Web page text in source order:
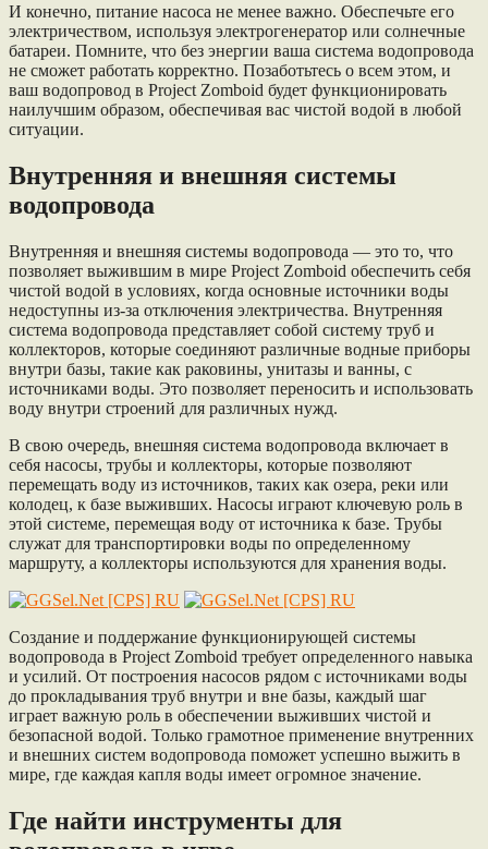
И конечно, питание насоса не менее важно. Обеспечьте его
электричеством, используя электрогенератор или солнечные
батареи. Помните, что без энергии ваша система водопровода
не сможет работать корректно. Позаботьтесь о всем этом, и
ваш водопровод в Project Zomboid будет функционировать
наилучшим образом, обеспечивая вас чистой водой в любой
ситуации.
Внутренняя и внешняя системы
водопровода
Внутренняя и внешняя системы водопровода — это то, что
позволяет выжившим в мире Project Zomboid обеспечить себя
чистой водой в условиях, когда основные источники воды
недоступны из-за отключения электричества. Внутренняя
система водопровода представляет собой систему труб и
коллекторов, которые соединяют различные водные приборы
внутри базы, такие как раковины, унитазы и ванны, с
источниками воды. Это позволяет переносить и использовать
воду внутри строений для различных нужд.
В свою очередь, внешняя система водопровода включает в
себя насосы, трубы и коллекторы, которые позволяют
перемещать воду из источников, таких как озера, реки или
колодец, к базе выживших. Насосы играют ключевую роль в
этой системе, перемещая воду от источника к базе. Трубы
служат для транспортировки воды по определенному
маршруту, а коллекторы используются для хранения воды.
Создание и поддержание функционирующей системы
водопровода в Project Zomboid требует определенного навыка
и усилий. От построения насосов рядом с источниками воды
до прокладывания труб внутри и вне базы, каждый шаг
играет важную роль в обеспечении выживших чистой и
безопасной водой. Только грамотное применение внутренних
и внешних систем водопровода поможет успешно выжить в
мире, где каждая капля воды имеет огромное значение.
Где найти инструменты для